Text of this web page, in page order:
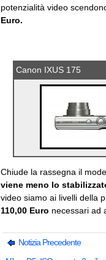
potenzialità video
Euro.
Canon IXUS 175
Chiude la rassegna il
viene meno lo
video siamo ai livelli della
110,00 Euro necessari ad
Notizia Precedente